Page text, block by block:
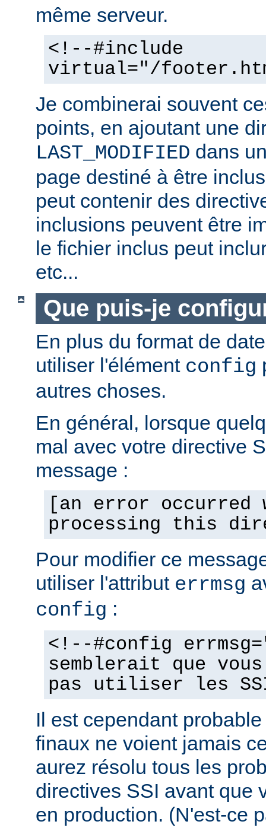
même serveur.
<!--#include
virtual="/
Je combinerai souvent
points, en ajoutant une
LAST_MODIFIED dans
page destiné à être
peut contenir des
inclusions peuvent être
le fichier inclus peut
etc...
Que puis-je
En plus du format de
utiliser l'élément config
autres choses.
En général, lorsque
mal avec votre directive
message :
[an error occurred
processing this
Pour modifier ce
utiliser l'attribut errmsg
config :
<!--#config
semblerait que
pas utiliser les
Il est cependant
finaux ne voient jamais
aurez résolu tous les
directives SSI avant que
en production. (N'est-ce